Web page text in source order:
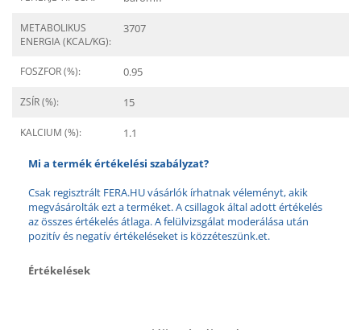
METABOLIKUS
ENERGIA (KCAL/KG):
3707
FOSZFOR (%): 0.95
ZSÍR (%): 15
KALCIUM (%): 1.1
Mi a termék értékelési szabályzat?
Csak regisztrált FERA.HU vásárlók írhatnak véleményt, akik
megvásárolták ezt a terméket. A csillagok által adott értékelés
az összes értékelés átlaga. A felülvizsgálat moderálása után
pozitív és negatív értékeléseket is közzéteszünk.et.
Értékelések